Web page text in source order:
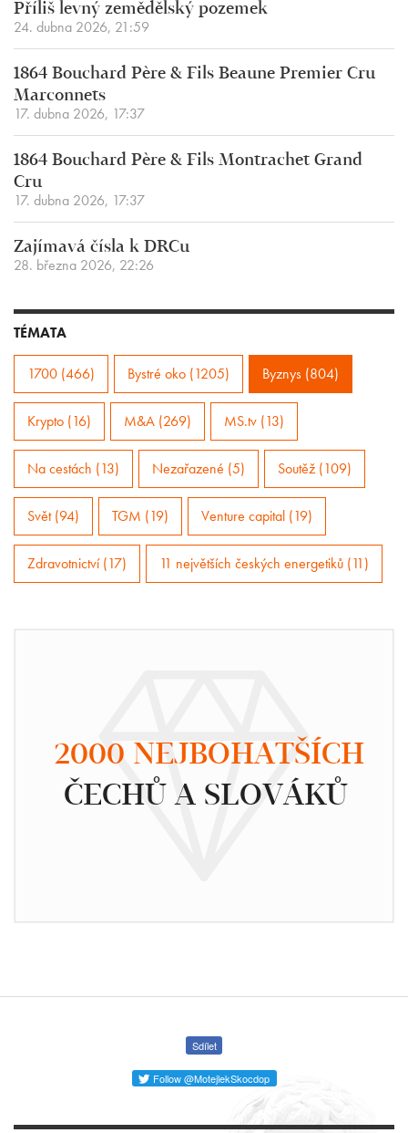
Příliš levný zemědělský pozemek
24. dubna 2026, 21:59
1864 Bouchard Père & Fils Beaune Premier Cru
Marconnets
17. dubna 2026, 17:37
1864 Bouchard Père & Fils Montrachet Grand
Cru
17. dubna 2026, 17:37
Zajímavá čísla k DRCu
28. března 2026, 22:26
TÉMATA
1700 (466) Bystré oko (1205) Byznys (804)
Krypto (16) M&A (269) MS.tv (13)
Na cestách (13) Nezařazené (5) Soutěž (109)
Svět (94) TGM (19) Venture capital (19)
Zdravotnictví (17) 11 největších českých energetiků (11)
2000 NEJBOHATŠÍCH
ČECHŮ A SLOVÁKŮ
Sdílet
Follow @MotejlekSkocdop